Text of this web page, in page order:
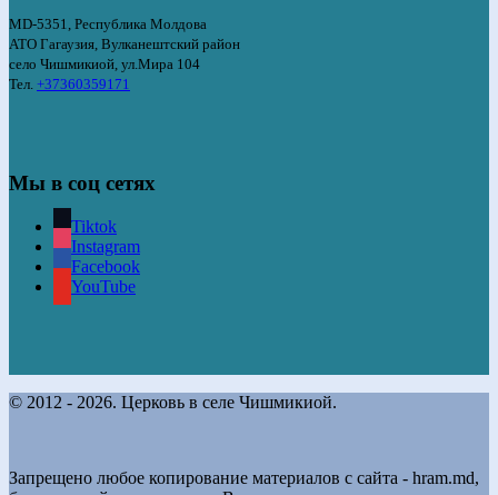
MD-5351, Республика Молдова
АТО Гагаузия, Вулканештский район
село Чишмикиой, ул.Мира 104
Тел. +37360359171
Мы в соц сетях
Tiktok
Instagram
Facebook
YouTube
© 2012 - 2026. Церковь в селе Чишмикиой.
Запрещено любое копирование материалов с сайта - hram.md,